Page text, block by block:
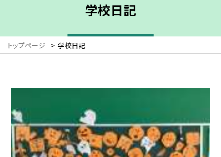
学校日記
トップページ > 学校日記